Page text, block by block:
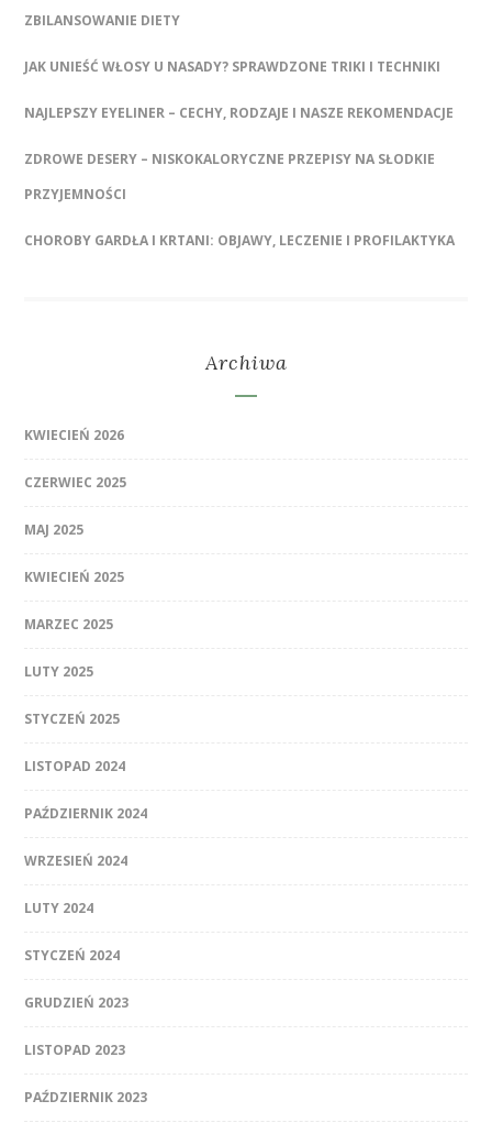
ZBILANSOWANIE DIETY
JAK UNIEŚĆ WŁOSY U NASADY? SPRAWDZONE TRIKI I TECHNIKI
NAJLEPSZY EYELINER – CECHY, RODZAJE I NASZE REKOMENDACJE
ZDROWE DESERY – NISKOKALORYCZNE PRZEPISY NA SŁODKIE
PRZYJEMNOŚCI
CHOROBY GARDŁA I KRTANI: OBJAWY, LECZENIE I PROFILAKTYKA
Archiwa
KWIECIEŃ 2026
CZERWIEC 2025
MAJ 2025
KWIECIEŃ 2025
MARZEC 2025
LUTY 2025
STYCZEŃ 2025
LISTOPAD 2024
PAŹDZIERNIK 2024
WRZESIEŃ 2024
LUTY 2024
STYCZEŃ 2024
GRUDZIEŃ 2023
LISTOPAD 2023
PAŹDZIERNIK 2023